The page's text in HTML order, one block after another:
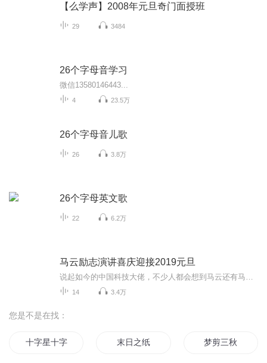
【么学声】2008年元旦奇门面授班
29 3484
26个字母音学习
微信13580146443...
4 23.5万
26个字母音儿歌
26 3.8万
26个字母英文歌
22 6.2万
马云励志演讲喜庆迎接2019元旦
14 3.4万
您是不是在找：
十字星十字路 末日之纸 梦剪三秋